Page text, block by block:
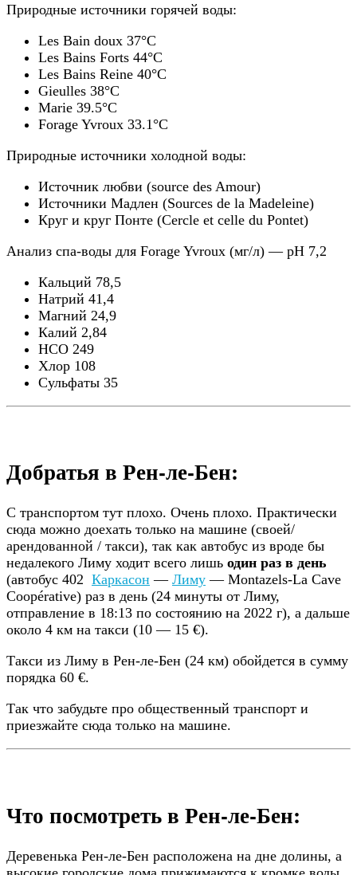
Природные источники горячей воды:
Les Bain doux 37°С
Les Bains Forts 44°С
Les Bains Reine 40°С
Gieulles 38°С
Marie 39.5°С
Forage Yvroux 33.1°С
Природные источники холодной воды:
Источник любви (source des Amour)
Источники Мадлен (Sources de la Madeleine)
Круг и круг Понте (Cercle et celle du Pontet)
Анализ спа-воды для Forage Yvroux (мг/л) — pH 7,2
Кальций 78,5
Натрий 41,4
Магний 24,9
Калий 2,84
HСО 249
Хлор 108
Сульфаты 35
Добратья в Рен-ле-Бен:
С транспортом тут плохо. Очень плохо. Практически
сюда можно доехать только на машине (своей/
арендованной / такси), так как автобус из вроде бы
недалекого Лиму ходит всего лишь один раз в день
(автобус 402 Каркасон — Лиму — Montazels-La Cave
Coopérative) раз в день (24 минуты от Лиму,
отправление в 18:13 по состоянию на 2022 г), а дальше
около 4 км на такси (10 — 15 €).
Такси из Лиму в Рен-ле-Бен (24 км) обойдется в сумму
порядка 60 €.
Так что забудьте про общественный транспорт и
приезжайте сюда только на машине.
Что посмотреть в Рен-ле-Бен:
Деревенька Рен-ле-Бен расположена на дне долины, а